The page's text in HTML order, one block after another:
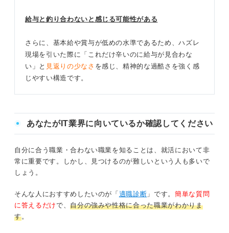
給与と釣り合わないと感じる可能性がある
さらに、基本給や賞与が低めの水準であるため、ハズレ
現場を引いた際に「これだけ辛いのに給与が見合わな
い」と 見返りの少なさ を感じ、精神的な過酷さを強く感
じやすい構造です。
あなたがIT業界に向いているか確認してください
自分に合う職業・合わない職業を知ることは、就活において非
常に重要です。しかし、見つけるのが難しいという人も多いで
しょう。
そんな人におすすめしたいのが「 適職診断 」です。 簡単な質問
に答えるだけで、自分の強みや性格に合った職業がわかりま
す。